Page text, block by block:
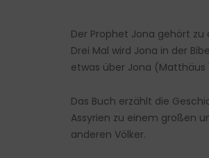
Der Prophet Jona gehört
Drei Mal wird Jona in der
etwas über Jona (Matthäus
Das Buch erzählt die
Assyrien zu einem großen
anderen Völker.